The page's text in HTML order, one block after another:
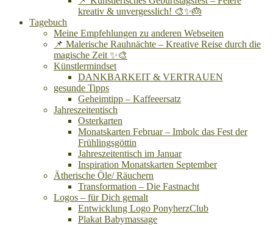
kreativ & unvergesslich! 🎨✨🎂
Tagebuch
Meine Empfehlungen zu anderen Webseiten
📌 Malerische Rauhnächte – Kreative Reise durch die
magische Zeit ✨🎨
Künstlermindset
DANKBARKEIT & VERTRAUEN
gesunde Tipps
Geheimtipp – Kaffeeersatz
Jahreszeitentisch
Osterkarten
Monatskarten Februar – Imbolc das Fest der
Frühlingsgöttin
Jahreszeitentisch im Januar
Inspiration Monatskarten September
Ätherische Öle/ Räuchern
Transformation – Die Fastnacht
Logos – für Dich gemalt
Entwicklung Logo PonyherzClub
Plakat Babymassage